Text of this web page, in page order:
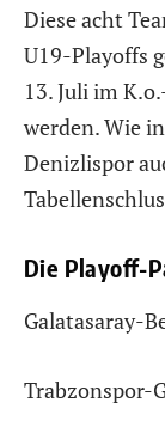
Diese acht
U19-Playoffs
13. Juli im
werden. Wie
Denizlispor
Die Playoff-
Galatasaray-
Trabzonspor-